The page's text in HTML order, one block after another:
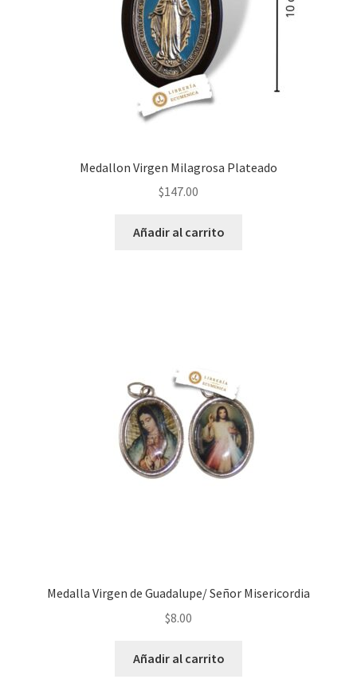
Medallon Virgen Milagrosa Plateado
$147.00
Añadir al carrito
Medalla Virgen de Guadalupe/ Señor Misericordia
$8.00
Añadir al carrito